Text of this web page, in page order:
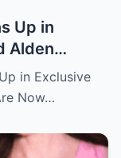
Up in
Alden
in Exclusive
Now…